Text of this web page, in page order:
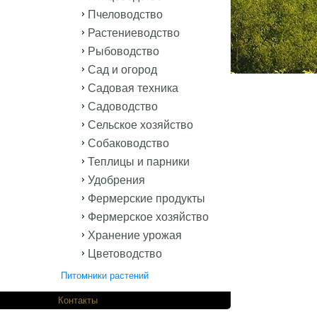
Пчеловодство
Растениеводство
Рыбоводство
Сад и огород
Садовая техника
Садоводство
Сельское хозяйство
Собаководство
Теплицы и парники
Удобрения
Фермерские продукты
Фермерское хозяйство
Хранение урожая
Цветоводство
Питомники растений
Контакты